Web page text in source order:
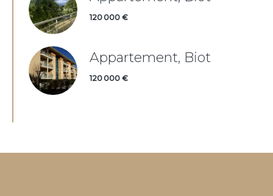
120 000 €
Appartement, Biot
120 000 €